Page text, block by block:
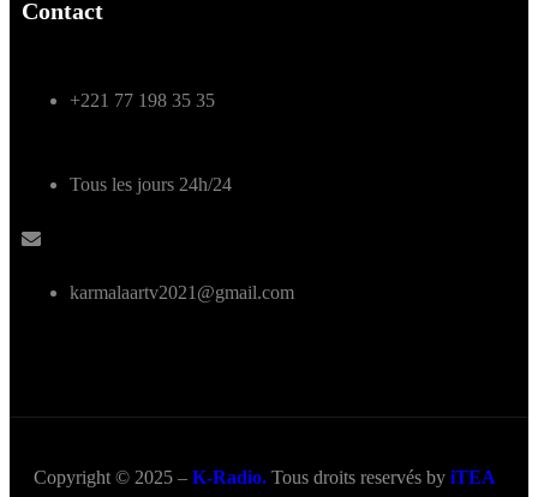
Contact
+221 77 198 35 35
Tous les jours 24h/24
karmalaartv2021@gmail.com
Copyright © 2025 – K-Radio. Tous droits reservés by iTEA